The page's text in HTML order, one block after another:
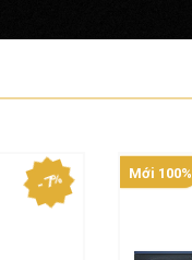
- 7% Mới 100%